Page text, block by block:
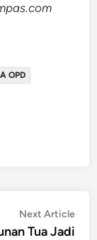
OPD
Next Article
Tua Jadi